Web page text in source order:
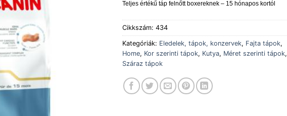
Teljes értékű táp felnőtt boxereknek – 15 hónapos kortól
Cikkszám: 434
Kategóriák: Eledelek, tápok, konzervek, Fajta tápok,
Home, Kor szerinti tápok, Kutya, Méret szerinti tápok,
Száraz tápok